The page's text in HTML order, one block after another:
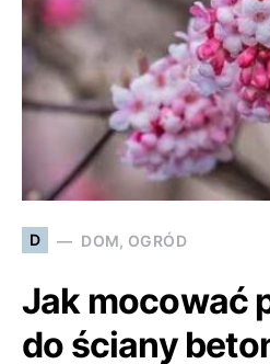
D DOM, OGRÓD
Jak mocować
do ściany